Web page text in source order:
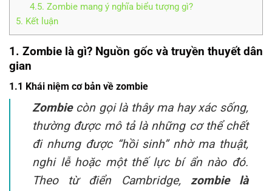
4.5. Zombie mang ý nghĩa biểu tượng gì?
5. Kết luận
1. Zombie là gì? Nguồn gốc và truyền thuyết dân
gian
1.1 Khái niệm cơ bản về zombie
Zombiecòn gọi là thây ma hay xác sống,
thường được mô tả là những cơ thể chết
đi nhưng được “hồi sinh” nhờ ma thuật,
nghi lễ hoặc một thế lực bí ẩn nào đó.
Theo từ điển Cambridge, zombie là